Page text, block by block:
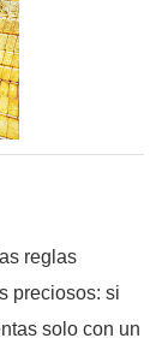
reglas
preciosos: si
solo con un